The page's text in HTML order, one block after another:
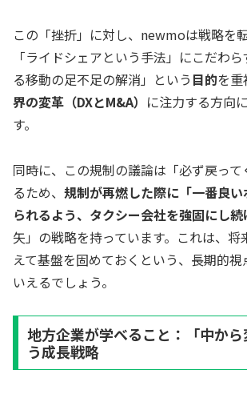
この「挫折」に対し、newmoは戦略を
「ライドシェアという手法」にこだわ
る移動の足不足の解消」という 目的を重
界の変革（DXとM&A） に注力する方向
す。
同時に、この規制の議論は「必ず戻っ
るため、 規制が再燃した際に「一番良
られるよう、タクシー会社を強固にし続
矢」の戦略を持っています。これは、
えて基盤を固めておくという、長期的視
いえるでしょう。
地方企業が学べること：「中か
う成長戦略